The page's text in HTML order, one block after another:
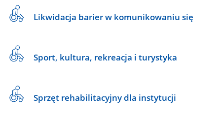
Likwidacja barier w komunikowaniu się
Sport, kultura, rekreacja i turystyka
Sprzęt rehabilitacyjny dla instytucji